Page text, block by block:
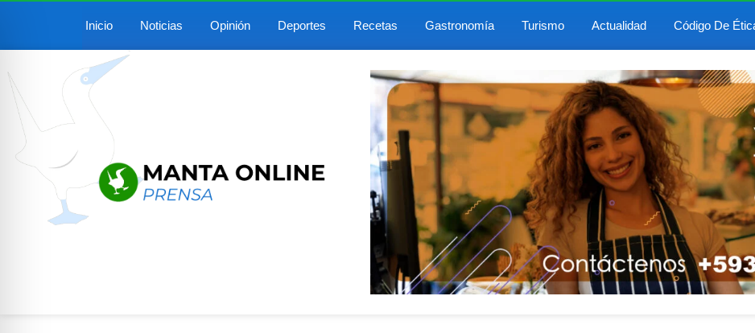
Inicio Noticias Opinión Deportes Recetas Gastronomía Turismo Actualidad Código De